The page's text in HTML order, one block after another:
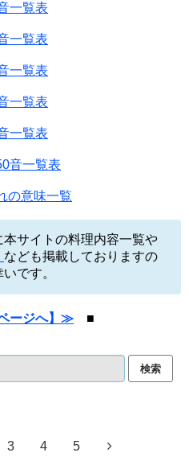
一覧表
一覧表
一覧表
一覧表
一覧表
音一覧表
の意味一覧
本サイトの料理内容一覧や
なども掲載しておりますの
です。
ージへ】≫ ■
3 4 5